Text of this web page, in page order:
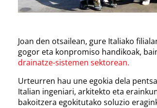
Joan den otsailean, gure Italiako
gogor eta konpromiso handikoak,
drainatze-sistemen sektorean.
Urteurren hau une egokia dela
Italian ingeniari, arkitekto eta
bakoitzera egokitutako soluzio